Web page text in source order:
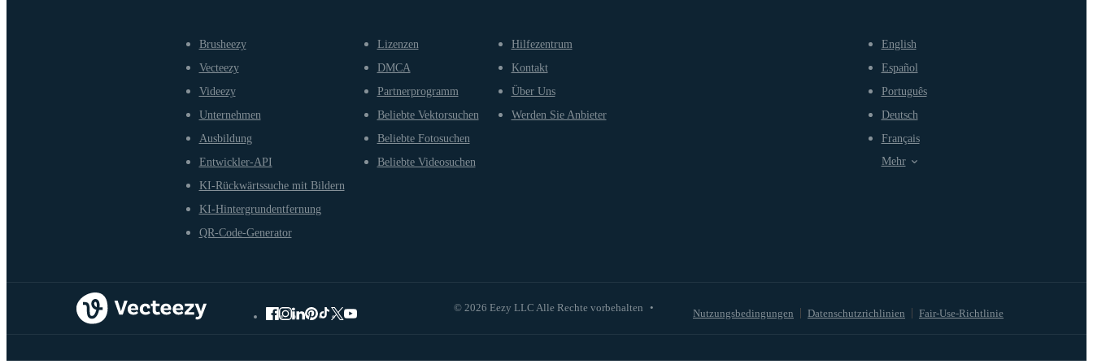
Brusheezy
Vecteezy
Videezy
Unternehmen
Ausbildung
Entwickler-API
KI-Rückwärtssuche mit Bildern
KI-Hintergrundentfernung
QR-Code-Generator
Lizenzen
DMCA
Partnerprogramm
Beliebte Vektorsuchen
Beliebte Fotosuchen
Beliebte Videosuchen
Hilfezentrum
Kontakt
Über Uns
Werden Sie Anbieter
© 2026 Eezy LLC Alle Rechte vorbehalten • Nutzungsbedingungen Datenschutzrichlinien Fair-Use-Richtlinie
English
Español
Português
Deutsch
Français
Mehr